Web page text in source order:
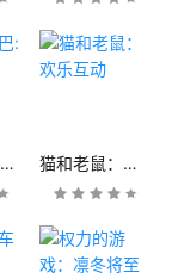
妖精的尾巴:魔导少年 猫和老鼠：欢乐互动